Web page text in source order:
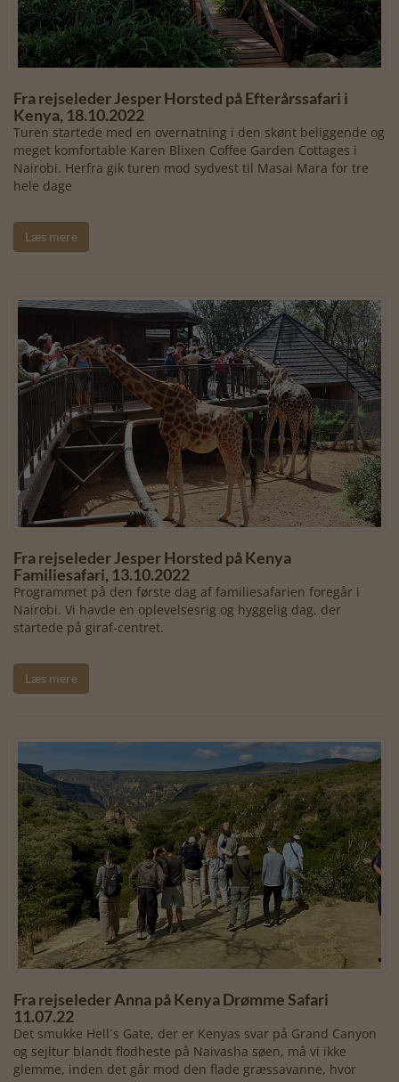
Fra rejseleder Jesper Horsted på Efterårssafari i
Kenya, 18.10.2022
Turen startede med en overnatning i den skønt beliggende og
meget komfortable Karen Blixen Coffee Garden Cottages i
Nairobi. Herfra gik turen mod sydvest til Masai Mara for tre
hele dage
Læs mere
Fra rejseleder Jesper Horsted på Kenya
Familiesafari, 13.10.2022
Programmet på den første dag af familiesafarien foregår i
Nairobi. Vi havde en oplevelsesrig og hyggelig dag, der
startede på giraf-centret.
Læs mere
Fra rejseleder Anna på Kenya Drømme Safari
11.07.22
Det smukke Hell´s Gate, der er Kenyas svar på Grand Canyon
og sejltur blandt flodheste på Naivasha søen, må vi ikke
glemme, inden det går mod den flade græssavanne, hvor